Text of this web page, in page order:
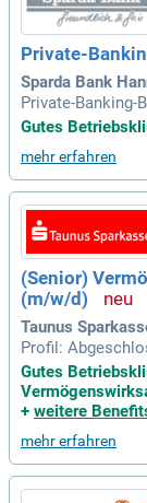
Private-
Sparda Bank
Private-Banking-
rantwortung: Im
m unsere
anzheitlich zu
Gutes
mehr erfahren
(Senior)
(m/w/d)
Taunus
Profil:
Bankkauffrau
nkfachwirt/-in,
Erfahrung in der
Gutes
+ weitere
mehr erfahren